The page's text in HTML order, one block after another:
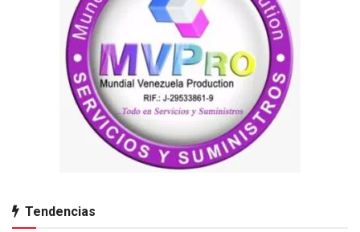
Tendencias